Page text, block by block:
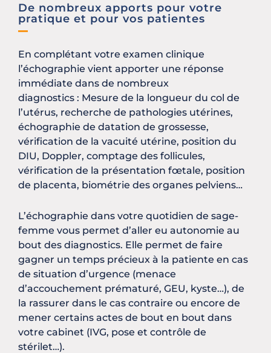
De nombreux apports pour votre
pratique et pour vos patientes
En complétant votre examen clinique
l’échographie vient apporter une réponse
immédiate dans de nombreux
diagnostics : Mesure de la longueur du col de
l’utérus, recherche de pathologies utérines,
échographie de datation de grossesse,
vérification de la vacuité utérine, position du
DIU, Doppler, comptage des follicules,
vérification de la présentation fœtale, position
de placenta, biométrie des organes pelviens…
L’échographie dans votre quotidien de sage-
femme vous permet d’aller eu autonomie au
bout des diagnostics. Elle permet de faire
gagner un temps précieux à la patiente en cas
de situation d’urgence (menace
d’accouchement prématuré, GEU, kyste…), de
la rassurer dans le cas contraire ou encore de
mener certains actes de bout en bout dans
votre cabinet (IVG, pose et contrôle de
stérilet…).